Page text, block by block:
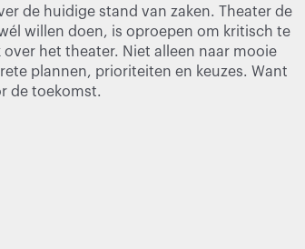
de huidige stand van zaken. Theater de
willen doen, is oproepen om kritisch te
het theater. Niet alleen naar mooie
plannen, prioriteiten en keuzes. Want
de toekomst.